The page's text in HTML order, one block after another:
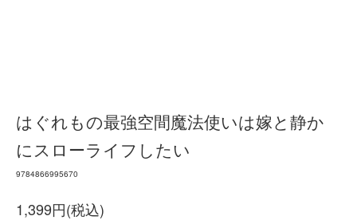
はぐれもの最強空間魔法使いは嫁と静か
にスローライフしたい
9784866995670
1,399円(税込)